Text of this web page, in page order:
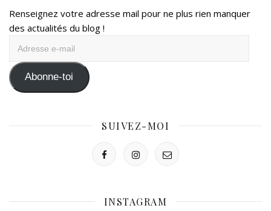
Renseignez votre adresse mail pour ne plus rien manquer
des actualités du blog !
mail Abonne-toi
SUIVEZ-MOI
INSTAGRAM